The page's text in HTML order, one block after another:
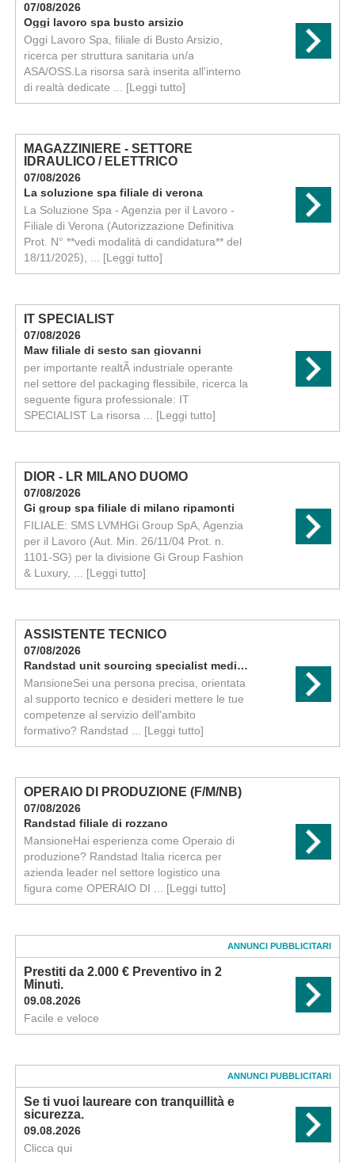
07/08/2026
Oggi lavoro spa busto arsizio
Oggi Lavoro Spa, filiale di Busto Arsizio,
ricerca per struttura sanitaria un/a
ASA/OSS.La risorsa sarà inserita all'interno
di realtà dedicate ... [Leggi tutto]
MAGAZZINIERE - SETTORE
IDRAULICO / ELETTRICO
07/08/2026
La soluzione spa filiale di verona
La Soluzione Spa - Agenzia per il Lavoro -
Filiale di Verona (Autorizzazione Definitiva
Prot. N° **vedi modalità di candidatura** del
18/11/2025), ... [Leggi tutto]
IT SPECIALIST
07/08/2026
Maw filiale di sesto san giovanni
per importante realtÃ industriale operante
nel settore del packaging flessibile, ricerca la
seguente figura professionale: IT
SPECIALIST La risorsa ... [Leggi tutto]
DIOR - LR MILANO DUOMO
07/08/2026
Gi group spa filiale di milano ripamonti
FILIALE: SMS LVMHGi Group SpA, Agenzia
per il Lavoro (Aut. Min. 26/11/04 Prot. n.
1101-SG) per la divisione Gi Group Fashion
& Luxury, ... [Leggi tutto]
ASSISTENTE TECNICO
07/08/2026
Randstad unit sourcing specialist medical milano
MansioneSei una persona precisa, orientata
al supporto tecnico e desideri mettere le tue
competenze al servizio dell'ambito
formativo? Randstad ... [Leggi tutto]
OPERAIO DI PRODUZIONE (F/M/NB)
07/08/2026
Randstad filiale di rozzano
MansioneHai esperienza come Operaio di
produzione? Randstad Italia ricerca per
azienda leader nel settore logistico una
figura come OPERAIO DI ... [Leggi tutto]
ANNUNCI PUBBLICITARI
Prestiti da 2.000 € Preventivo in 2
Minuti.
09.08.2026
Facile e veloce
ANNUNCI PUBBLICITARI
Se ti vuoi laureare con tranquillità e
sicurezza.
09.08.2026
Clicca qui